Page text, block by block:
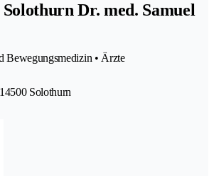
Dr. med. Samuel
Bewegungsmedizin • Ärzte
4500 Solothurn